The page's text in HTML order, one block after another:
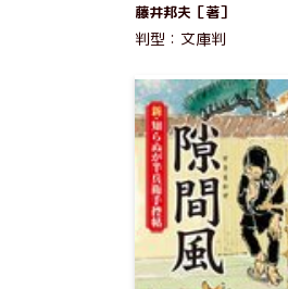
藤井邦夫［著］
判型：文庫判